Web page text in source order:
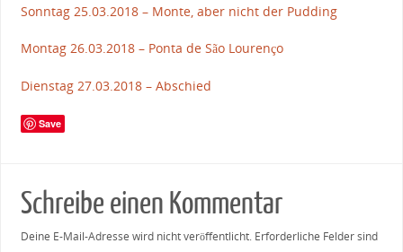
Sonntag 25.03.2018 – Monte, aber nicht der Pudding
Montag 26.03.2018 – Ponta de São Lourenço
Dienstag 27.03.2018 – Abschied
Save
Schreibe einen Kommentar
Deine E-Mail-Adresse wird nicht veröffentlicht. Erforderliche Felder sind